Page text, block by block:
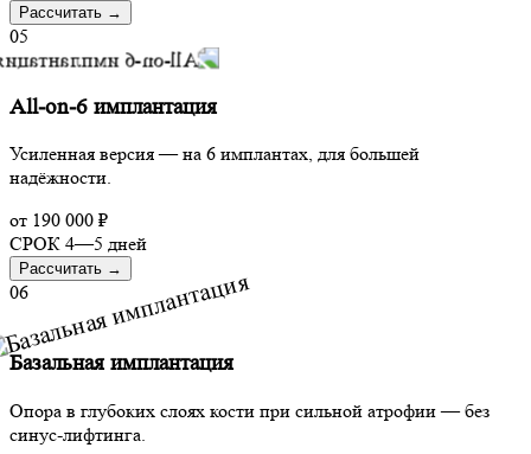
Рассчитать →
05
All-on-6 имплантация
Усиленная версия — на 6 имплантах, для большей
надёжности.
от 190 000 ₽
СРОК 4—5 дней
Рассчитать →
06
Базальная имплантация
Опора в глубоких слоях кости при сильной атрофии — без
синус-лифтинга.